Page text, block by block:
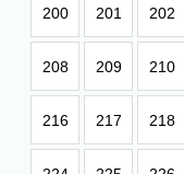
200 201 202
208 209 210
216 217 218